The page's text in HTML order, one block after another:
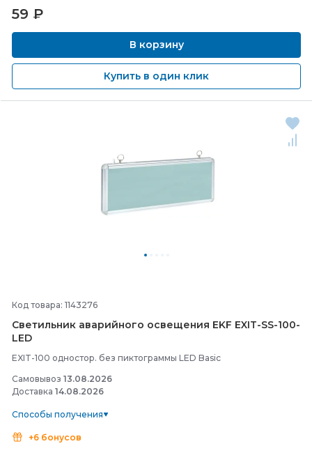
59 ₽
В корзину
Купить в один клик
Код товара: 1143276
Светильник аварийного освещения EKF EXIT-SS-100-
LED
EXIT-100 одностор. без пиктограммы LED Basic
Самовывоз 13.08.2026
Доставка 14.08.2026
Способы получения
+6 бонусов